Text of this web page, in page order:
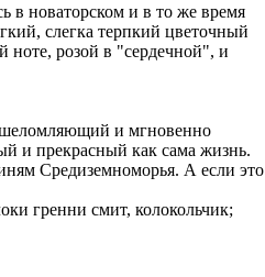
в новаторском и в то же время
слегка терпкий цветочный
ноте, розой в "сердечной", и
и мгновенно
и прекрасный как сама жизнь.
Средиземноморья. А если это
гренни смит, колокольчик;